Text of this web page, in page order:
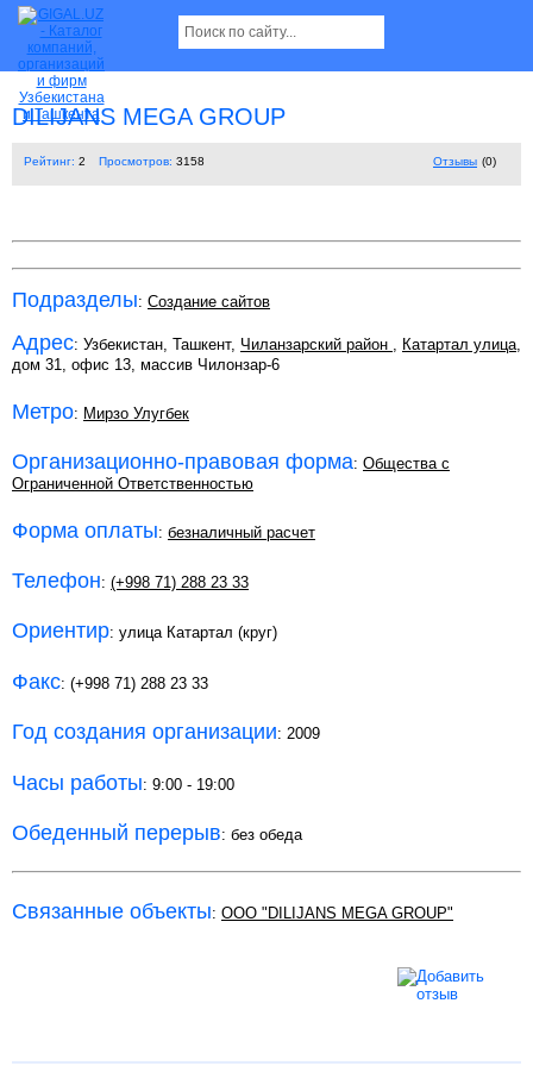
DILIJANS MEGA GROUP
Рейтинг: 2 Просмотров: 3158 Отзывы (0)
Подразделы: Создание сайтов
Адрес: Узбекистан, Ташкент, Чиланзарский район , Катартал улица,
дом 31, офис 13, массив Чилонзар-6
Метро: Мирзо Улугбек
Организационно-правовая форма: Общества с
Ограниченной Ответственностью
Форма оплаты: безналичный расчет
Телефон: (+998 71) 288 23 33
Ориентир: улица Катартал (круг)
Факс: (+998 71) 288 23 33
Год создания организации: 2009
Часы работы: 9:00 - 19:00
Обеденный перерыв: без обеда
Связанные объекты: OOO "DILIJANS MEGA GROUP"